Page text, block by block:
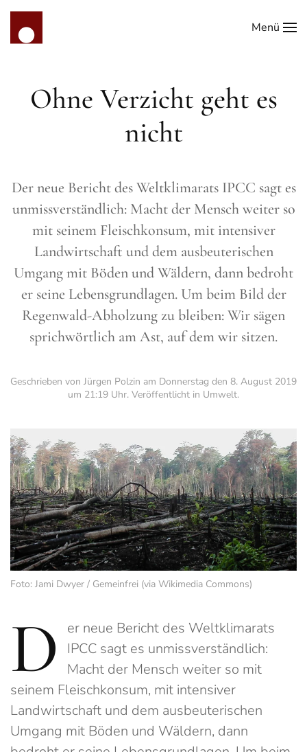
Zum Hauptinhalt springen
Menü
Ohne Verzicht geht es
nicht
Der neue Bericht des Weltklimarats IPCC sagt es
unmissverständlich: Macht der Mensch weiter so
mit seinem Fleischkonsum, mit intensiver
Landwirtschaft und dem ausbeuterischen
Umgang mit Böden und Wäldern, dann bedroht
er seine Lebensgrundlagen. Um beim Bild der
Regenwald-Abholzung zu bleiben: Wir sägen
sprichwörtlich am Ast, auf dem wir sitzen.
Geschrieben von Jürgen Polzin am Donnerstag den 8. August 2019
um 21:19 Uhr. Veröffentlicht in Umwelt.
Foto: Jami Dwyer / Gemeinfrei (via Wikimedia Commons)
D
er neue Bericht des Weltklimarats
IPCC sagt es unmissverständlich:
Macht der Mensch weiter so mit
seinem Fleischkonsum, mit intensiver
Landwirtschaft und dem ausbeuterischen
Umgang mit Böden und Wäldern, dann